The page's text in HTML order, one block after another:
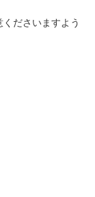
ださいますよう